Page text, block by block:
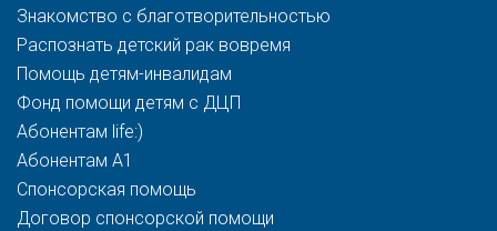
Знакомство с благотворительностью
Распознать детский рак вовремя
Помощь детям-инвалидам
Фонд помощи детям с ДЦП
Абонентам life:)
Абонентам A1
Спонсорская помощь
Договор спонсорской помощи